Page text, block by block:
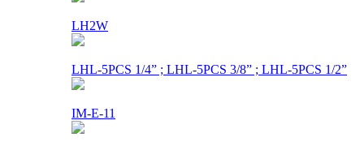
LH2W
LHL-5PCS 1/4” ; LHL-5PCS 3/8” ; LHL-5PCS 1/2”
IM-E-11